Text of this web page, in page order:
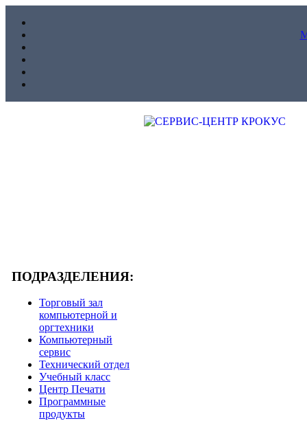
ПОДРАЗДЕЛЕНИЯ:
Торговый зал
компьютерной и
оргтехники
Компьютерный
сервис
Технический отдел
Учебный класс
Центр Печати
Программные
продукты